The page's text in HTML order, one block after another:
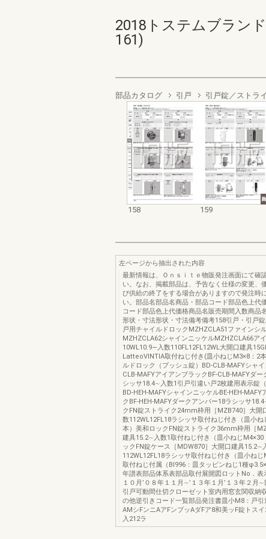
2018トステムブラン
161)
部品カタログ 引戸 引戸錠／ストラ
158 159
左ページから抽出された内容
最新情報は、Ｏｎｓｉｔｅ物販発注画面にて確
い。なお、掲載部品は、予告なく仕様の変更、
び供給の終了をする場合がありますので発注時
い。部品名部品名商品・部品コード部品色上代
コード部品色上代価格商品名販売期間入数商品
形状・寸法形状・寸法備考備考158引戸・引戸
戸用チャイルドロックMZHZCLA51ファインシ
MZHZCLA62シャインニッケルMZHZCLA66ア
10WL10.9∼入数110FL12FL12WL大開口建具
LatteoVINTIA取付ねじ付き(皿小ねじM3×8：2
ルドロック（プッシュ錠）BD-CLB-MAFYシャ
CLB-MAFYアイアンブラックBF-CLB-MAFYダー
シッサ18.4∼入数1引戸引違い戸2枚建用表示錠（
BD-HEH-MAFYシャインニッケルBE-HEH-MAFY
クBF-HEH-MAFYダークアンバー18ラシッサ
クFN錠ストライク24mm枠用［MZB740］大開
数112WL12FL18ラシッサ取付ねじ付き（皿小ね
本）美和ロックFN錠ストライク36mm枠用［
建具15.2∼入数1取付ねじ付き（皿小ねじM4×30
ックFN錠ケース［MDW870］大開口建具15.2∼
112WL12FL18ラシッサ取付ねじ付き（皿小ねじ
取付ねじ付属（BI996：皿タッピンねじ1種
年譜表部品体系表部品取付展開図ロットNo．表
１０月’０８年１１月∼’１３年１月’１３年２月
引戸可動間仕切クローゼット室内用窓玄関収納
の他逆引きコード一覧部品発注書皿小M8：戸引
AMシFンニAアFンブッAダFア8和美ッF錠トス
入212ラ